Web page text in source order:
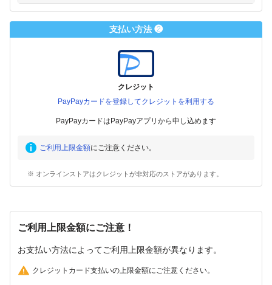
支払い方法 ❷
クレジット
PayPayカードを登録してクレジットを利用する
PayPayカードはPayPayアプリから申し込めます
ご利用上限金額にご注意ください。
※ オンラインストアはクレジットが非対応のストアがあります。
ご利用上限金額にご注意！
お支払い方法によってご利用上限金額が異なります。
クレジットカード支払いの上限金額にご注意ください。